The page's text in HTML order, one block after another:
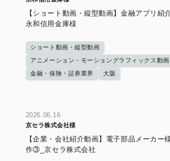
【ショート動画・縦型動画】金融アプリ紹
永和信用金庫様
ショート動画・縦型動画
アニメーション・モーショングラフィックス動画
金融・保険・証券業界
大阪
2026.06.16
京セラ株式会社様
【企業・会社紹介動画】電子部品メーカー
作③_京セラ株式会社